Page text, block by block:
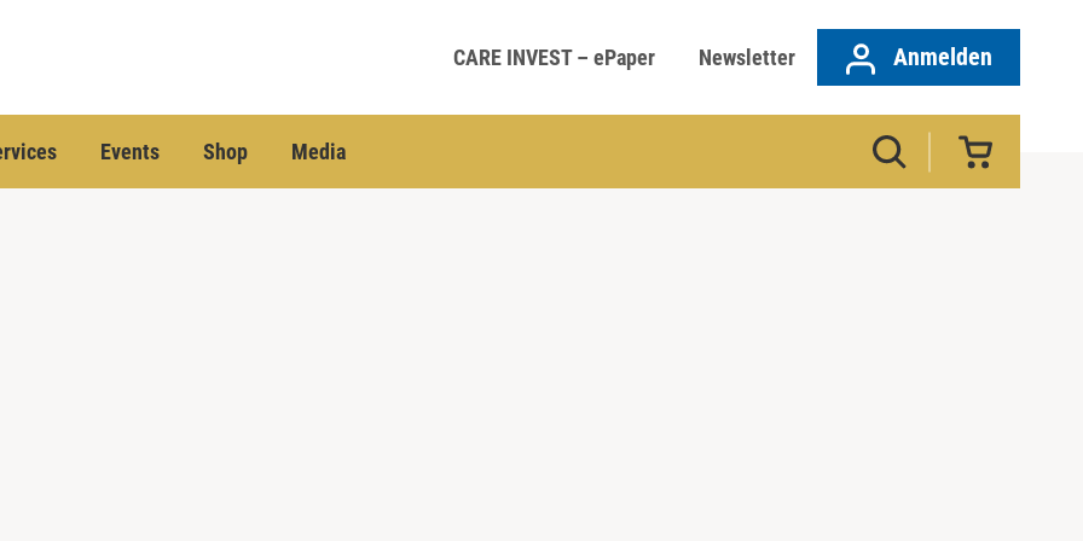
CARE INVEST – ePaper Newsletter Anmelden
Events Shop Media